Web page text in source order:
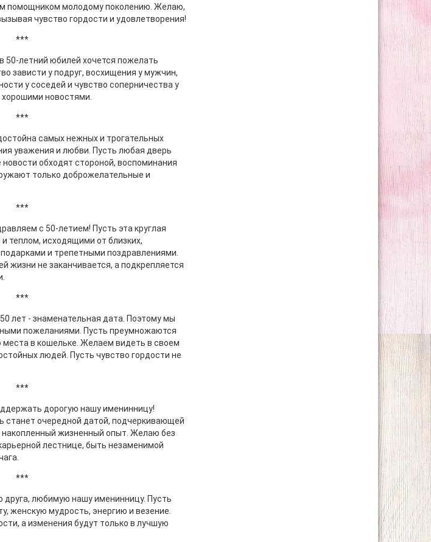
помощником молодому поколению. Желаю,
чувство гордости и удовлетворения!
***
летний юбилей хочется пожелать
зависти у подруг, восхищения у мужчин,
у соседей и чувство соперничества у
новостями.
***
самых нежных и трогательных
уважения и любви. Пусть любая дверь
новости обходят стороной, воспоминания
только доброжелательные и
***
с 50-летием! Пусть эта круглая
теплом, исходящими от близких,
и трепетными поздравлениями.
жизни не заканчивается, а подкрепляется
***
лет - знаменательная дата. Поэтому мы
пожеланиями. Пусть преумножаются
места в кошельке. Желаем видеть в своем
людей. Пусть чувство гордости не
***
дорогую нашу именинницу!
станет очередной датой, подчеркивающей
жизненный опыт. Желаю без
лестнице, быть незаменимой
***
друга, любимую нашу именинницу. Пусть
женскую мудрость, энергию и везение.
а изменения будут только в лучшую